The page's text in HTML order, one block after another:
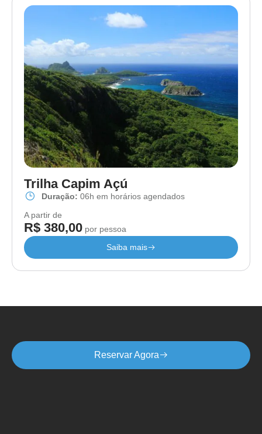
Trilha Capim Açú
Duração: 06h em horários agendados
A partir de
R$ 380,00 por pessoa
Saiba mais
Reserve
Garanta
Reservar Agora